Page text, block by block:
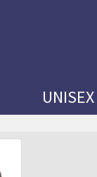
UNISEX